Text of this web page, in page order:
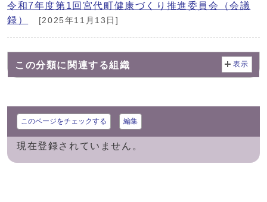
令和7年度第1回宮代町健康づくり推進委員会（会議
録）
[2025年11月13日]
この分類に関連する組織 表示
このページをチェックする 編集
現在登録されていません。